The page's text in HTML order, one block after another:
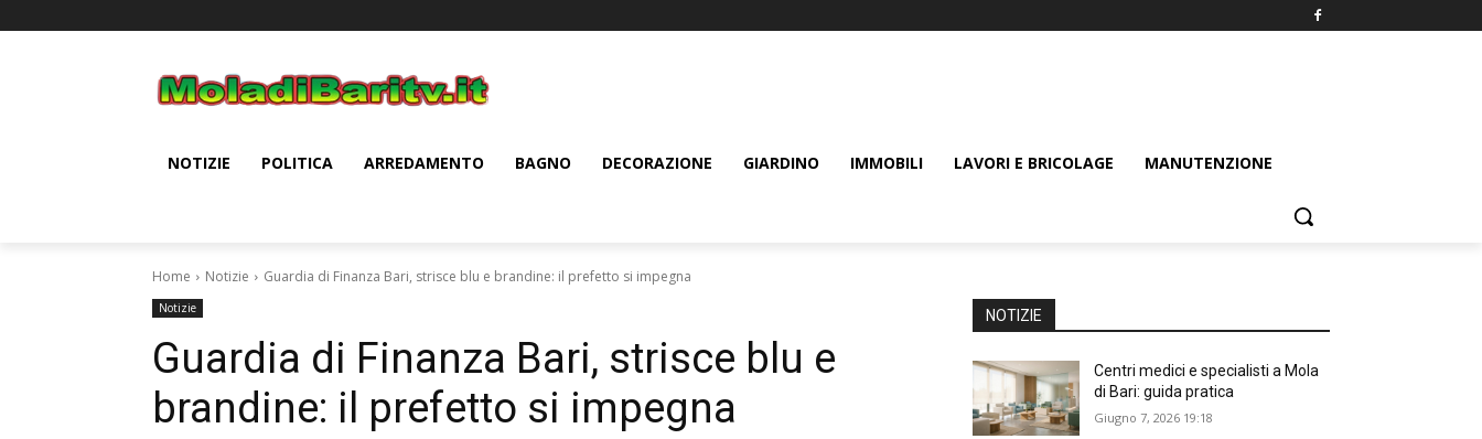
NOTIZIE POLITICA ARREDAMENTO BAGNO DECORAZIONE GIARDINO IMMOBILI LAVORI E BRICOLAGE MANUTENZIONE
Home Notizie Guardia di Finanza Bari, strisce blu e brandine: il prefetto si impegna
Notizie
Guardia di Finanza Bari, strisce blu e
brandine: il prefetto si impegna
NOTIZIE
Centri medici e specialisti a Mola
di Bari: guida pratica
Giugno 7, 2026 19:18